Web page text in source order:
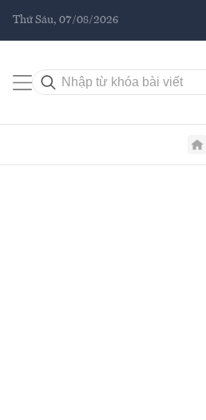
Thứ Sáu, 07/08/2026